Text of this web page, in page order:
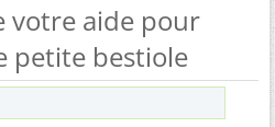
votre aide pour
petite bestiole